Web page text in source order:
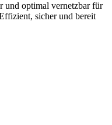
und optimal vernetzbar für
sicher und bereit